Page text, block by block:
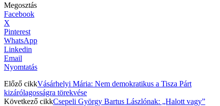
Megosztás
Facebook
X
Pinterest
WhatsApp
Linkedin
Email
Nyomtatás
Előző cikkVásárhelyi Mária: Nem demokratikus a Tisza Párt
kizárólagosságra törekvése
Következő cikkCsepeli György Bartus Lászlónak: „Halott vagy”